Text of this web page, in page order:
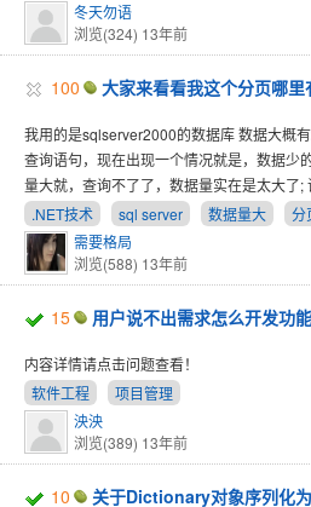
冬天勿语
浏览(324) 13年前
100 大家来看看我这个分页哪里
我用的是sqlserver2000的数据库 数据大概
查询语句，现在出现一个情况就是，数据少
量大就，查询不了了，数据量实在是太大了;
.NET技术
sql server 数据量大
分
需要格局
浏览(588) 13年前
15 用户说不出需求怎么开发功能
内容详情请点击问题查看！
软件工程
项目管理
泱泱
浏览(389) 13年前
10 关于Dictionary对象序列化